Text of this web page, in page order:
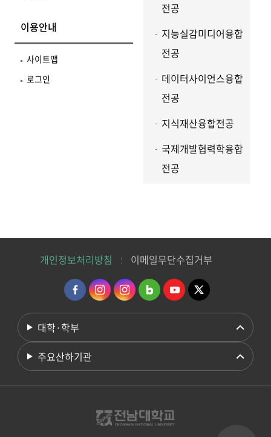
전공
지능실감미디어융합
전공
데이터사이언스융합
전공
지식재산융합전공
국제개발협력학융합
전공
이용안내
사이트맵
로그인
개인정보처리방침 이메일무단수집거부
대학·학부
주요산하기관